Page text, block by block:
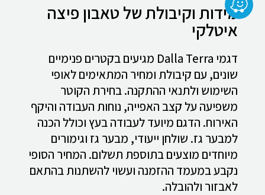
מידות וקיבולת של טאבון פיצה
איטלקי
דגמי Dalla Terra מגיעים בקטרים פנימיים
שונים, עם קיבולת ומחיר המתאימים לאופי
השימוש ולתנאי ההתקנה. בחירת הקוטר
משפיעה על קצב האפייה, נוחות העבודה והיקף
האירוח. הדגם מיועד לעבודה בעץ וכולל הכנה
למבער גז. שולחן ייעודי, מבער גז וגימורים
מיוחדים מוצעים בתוספת תשלום. המחיר הסופי
נקבע במעמד ההזמנה ועשוי להשתנות בהתאם
לאבזור ולהובלה.